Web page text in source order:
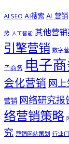
AI SEO AI搜索 AI 营销
势 人工智能 其他营
引擎营销 数字
子商务 电子
会化营销 网
营销 网络研究报
络营销策略
究 营销网站策划 行业